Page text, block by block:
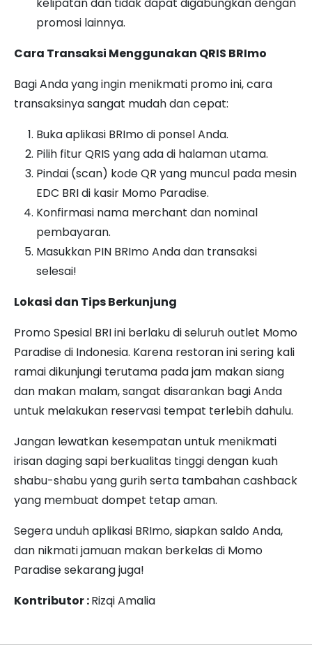
promosi lainnya.
Cara Transaksi Menggunakan QRIS BRImo
Bagi Anda yang ingin menikmati promo ini, cara
transaksinya sangat mudah dan cepat:
Buka aplikasi BRImo di ponsel Anda.
Pilih fitur QRIS yang ada di halaman utama.
Pindai (scan) kode QR yang muncul pada mesin
EDC BRI di kasir Momo Paradise.
Konfirmasi nama merchant dan nominal
pembayaran.
Masukkan PIN BRImo Anda dan transaksi
selesai!
Lokasi dan Tips Berkunjung
Promo Spesial BRI ini berlaku di seluruh outlet Momo
Paradise di Indonesia. Karena restoran ini sering kali
ramai dikunjungi terutama pada jam makan siang
dan makan malam, sangat disarankan bagi Anda
untuk melakukan reservasi tempat terlebih dahulu.
Jangan lewatkan kesempatan untuk menikmati
irisan daging sapi berkualitas tinggi dengan kuah
shabu-shabu yang gurih serta tambahan cashback
yang membuat dompet tetap aman.
Segera unduh aplikasi BRImo, siapkan saldo Anda,
dan nikmati jamuan makan berkelas di Momo
Paradise sekarang juga!
Kontributor :Rizqi Amalia